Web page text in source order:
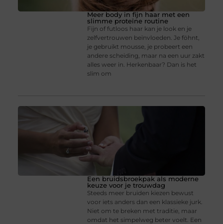
Meer body in fijn haar met een
slimme proteïne routine
Fijn of futloos haar kan je look en je
zelfvertrouwen beïnvloeden. Je föhnt,
je gebruikt mousse, je probeert een
andere scheiding, maar na een uur zakt
alles weer in. Herkenbaar? Dan is het
slim om
Een bruidsbroekpak als moderne
keuze voor je trouwdag
Steeds meer bruiden kiezen bewust
voor iets anders dan een klassieke jurk.
Niet om te breken met traditie, maar
omdat het simpelweg beter voelt. Een